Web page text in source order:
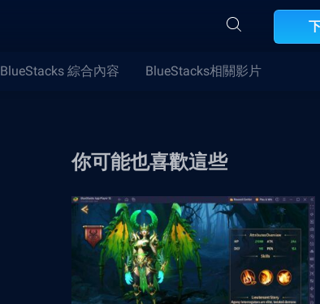
BlueStacks 綜合內容 BlueStacks相關影片
你可能也喜歡這些